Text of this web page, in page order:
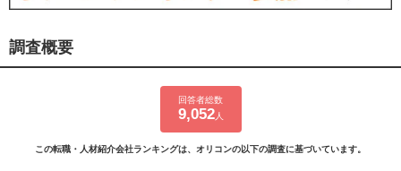
調査概要
回答者総数
9,052人
この転職・人材紹介会社ランキングは、オリコンの以下の調査に基づいています。